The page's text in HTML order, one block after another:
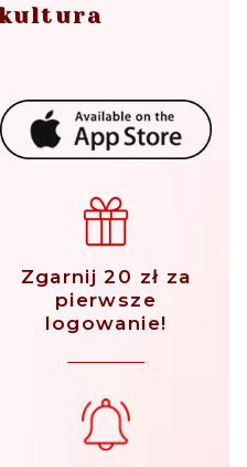
kultura
Zgarnij 20 zł za
pierwsze
logowanie!